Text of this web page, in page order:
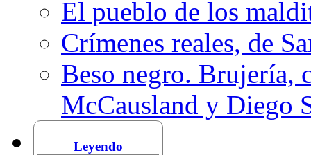
El pueblo de los
Crímenes reales, de
Beso negro. Brujería,
McCausland y Diego
Leyendo